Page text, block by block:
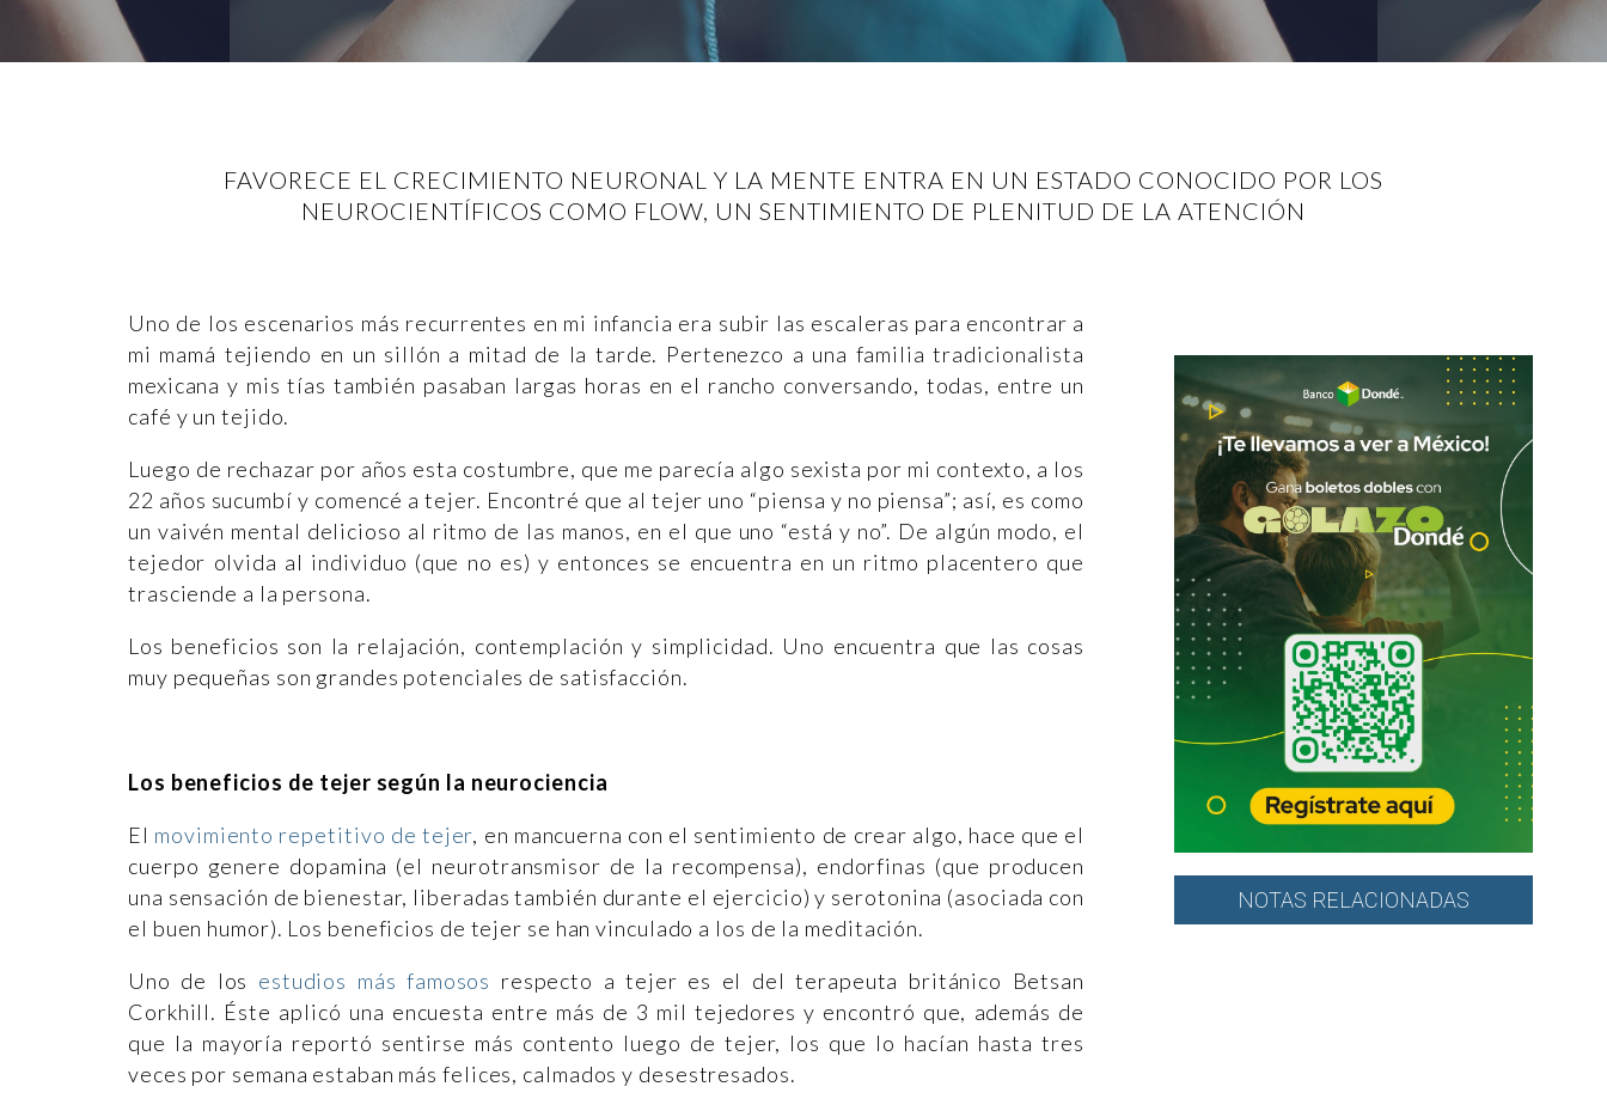
FAVORECE EL CRECIMIENTO NEURONAL Y LA MENTE ENTRA EN UN ESTADO CONOCIDO POR LOS
NEUROCIENTÍFICOS COMO FLOW, UN SENTIMIENTO DE PLENITUD DE LA ATENCIÓN
Uno de los escenarios más recurrentes en mi infancia era subir las escaleras para encontrar a
mi mamá tejiendo en un sillón a mitad de la tarde. Pertenezco a una familia tradicionalista
mexicana y mis tías también pasaban largas horas en el rancho conversando, todas, entre un
café y un tejido.
Luego de rechazar por años esta costumbre, que me parecía algo sexista por mi contexto, a los
22 años sucumbí y comencé a tejer. Encontré que al tejer uno “piensa y no piensa”; así, es como
un vaivén mental delicioso al ritmo de las manos, en el que uno “está y no”. De algún modo, el
tejedor olvida al individuo (que no es) y entonces se encuentra en un ritmo placentero que
trasciende a la persona.
Los beneficios son la relajación, contemplación y simplicidad. Uno encuentra que las cosas
muy pequeñas son grandes potenciales de satisfacción.
Los beneficios de tejer según la neurociencia
El movimiento repetitivo de tejer, en mancuerna con el sentimiento de crear algo, hace que el
cuerpo genere dopamina (el neurotransmisor de la recompensa), endorfinas (que producen
una sensación de bienestar, liberadas también durante el ejercicio) y serotonina (asociada con
el buen humor). Los beneficios de tejer se han vinculado a los de la meditación.
Uno de los estudios más famosos respecto a tejer es el del terapeuta británico Betsan
Corkhill. Éste aplicó una encuesta entre más de 3 mil tejedores y encontró que, además de
que la mayoría reportó sentirse más contento luego de tejer, los que lo hacían hasta tres
veces por semana estaban más felices, calmados y desestresados.
NOTAS RELACIONADAS